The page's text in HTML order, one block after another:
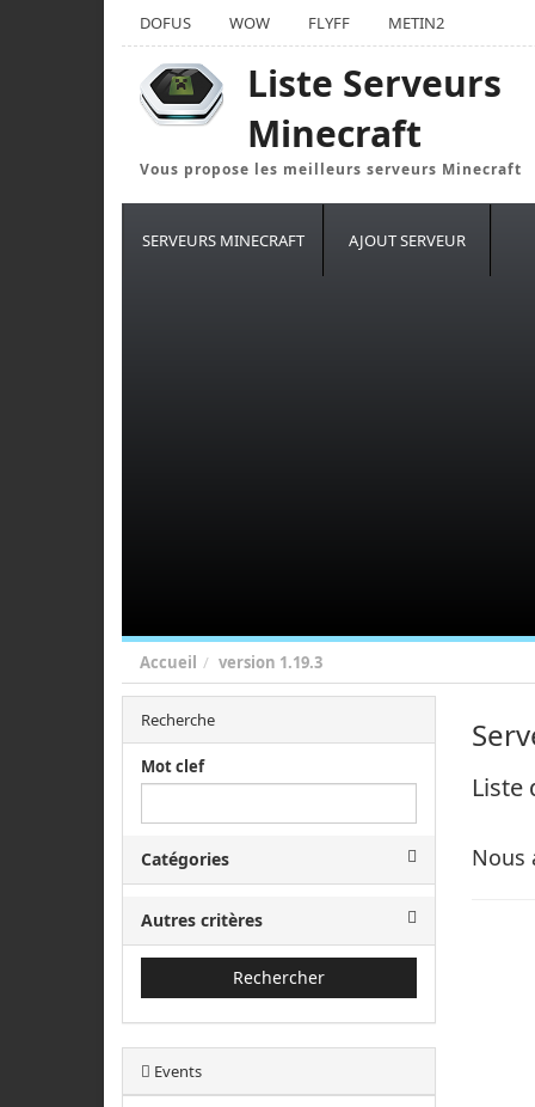
DOFUS WOW FLYFF METIN2
Liste Serveurs
Minecraft
Vous propose les meilleurs serveurs Minecraft
SERVEURS MINECRAFT AJOUT SERVEUR
Accueil version 1.19.3
Recherche
Mot clef
Catégories
Autres critères
Rechercher
Events
Liste
Nous